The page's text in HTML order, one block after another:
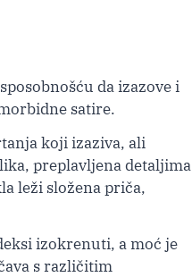
da izazove i
satire.
koji izaziva, ali
preplavljena detaljima
leži složena priča,
izokrenuti, a moć je
s različitim